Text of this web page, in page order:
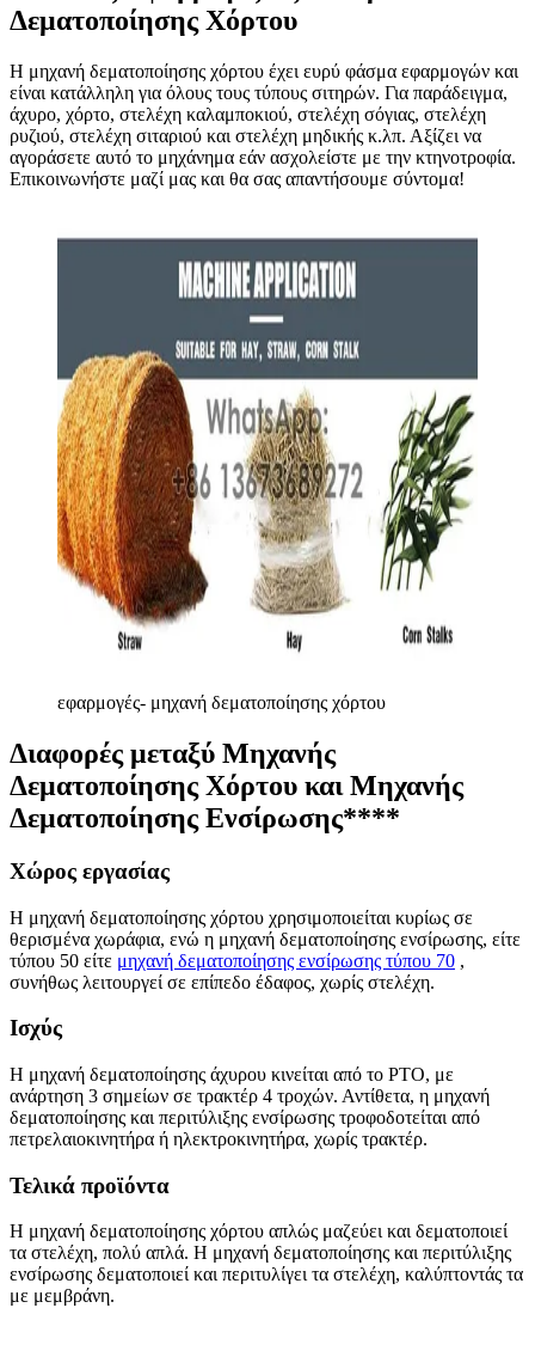
Δεματοποίησης Χόρτου
Η μηχανή δεματοποίησης χόρτου έχει ευρύ φάσμα εφαρμογών και
είναι κατάλληλη για όλους τους τύπους σιτηρών. Για παράδειγμα,
άχυρο, χόρτο, στελέχη καλαμποκιού, στελέχη σόγιας, στελέχη
ρυζιού, στελέχη σιταριού και στελέχη μηδικής κ.λπ. Αξίζει να
αγοράσετε αυτό το μηχάνημα εάν ασχολείστε με την κτηνοτροφία.
Επικοινωνήστε μαζί μας και θα σας απαντήσουμε σύντομα!
εφαρμογές- μηχανή δεματοποίησης χόρτου
Διαφορές μεταξύ Μηχανής
Δεματοποίησης Χόρτου και Μηχανής
Δεματοποίησης Ενσίρωσης****
Χώρος εργασίας
Η μηχανή δεματοποίησης χόρτου χρησιμοποιείται κυρίως σε
θερισμένα χωράφια, ενώ η μηχανή δεματοποίησης ενσίρωσης, είτε
τύπου 50 είτε μηχανή δεματοποίησης ενσίρωσης τύπου 70 ,
συνήθως λειτουργεί σε επίπεδο έδαφος, χωρίς στελέχη.
Ισχύς
Η μηχανή δεματοποίησης άχυρου κινείται από το PTO, με
ανάρτηση 3 σημείων σε τρακτέρ 4 τροχών. Αντίθετα, η μηχανή
δεματοποίησης και περιτύλιξης ενσίρωσης τροφοδοτείται από
πετρελαιοκινητήρα ή ηλεκτροκινητήρα, χωρίς τρακτέρ.
Τελικά προϊόντα
Η μηχανή δεματοποίησης χόρτου απλώς μαζεύει και δεματοποιεί
τα στελέχη, πολύ απλά. Η μηχανή δεματοποίησης και περιτύλιξης
ενσίρωσης δεματοποιεί και περιτυλίγει τα στελέχη, καλύπτοντάς τα
με μεμβράνη.